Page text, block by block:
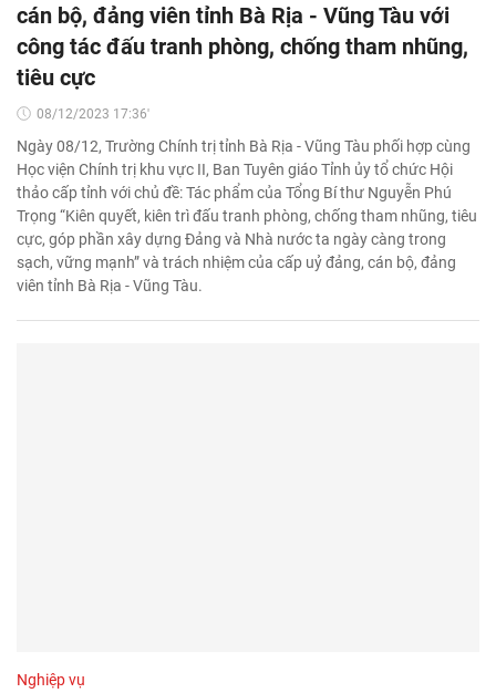
cán bộ, đảng viên tỉnh Bà Rịa - Vũng Tàu với
công tác đấu tranh phòng, chống tham nhũng,
tiêu cực
08/12/2023 17:36'
Ngày 08/12, Trường Chính trị tỉnh Bà Rịa - Vũng Tàu phối hợp cùng
Học viện Chính trị khu vực II, Ban Tuyên giáo Tỉnh ủy tổ chức Hội
thảo cấp tỉnh với chủ đề: Tác phẩm của Tổng Bí thư Nguyễn Phú
Trọng “Kiên quyết, kiên trì đấu tranh phòng, chống tham nhũng, tiêu
cực, góp phần xây dựng Đảng và Nhà nước ta ngày càng trong
sạch, vững mạnh” và trách nhiệm của cấp uỷ đảng, cán bộ, đảng
viên tỉnh Bà Rịa - Vũng Tàu.
Nghiệp vụ